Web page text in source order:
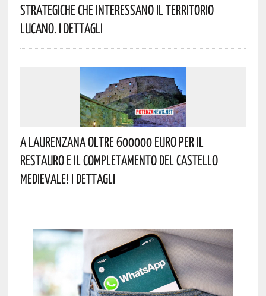
Strategiche Che Interessano Il Territorio
Lucano. I Dettagli
A Laurenzana Oltre 600000 Euro Per Il
Restauro E Il Completamento Del Castello
Medievale! I Dettagli